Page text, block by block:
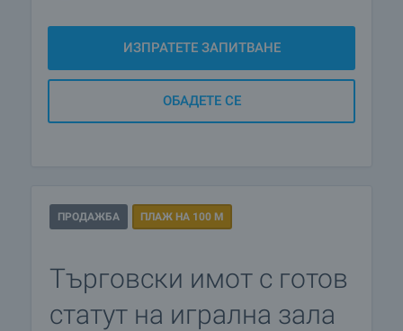
ИЗПРАТЕТЕ ЗАПИТВАНЕ
ОБАДЕТЕ СЕ
ПРОДАЖБА ПЛАЖ НА 100 М
Търговски имот с готов
статут на игрална зала